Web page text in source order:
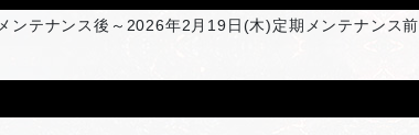
ンテナンス後～2026年2月19日(木)定期メンテナンス前